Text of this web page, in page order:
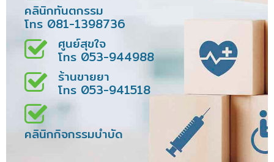
คลินิกทันตกรรม
โทร 081-1398736
ศูนย์สุขใจ
โทร 053-944988
ร้านขายยา
โทร 053-941518
คลินิกกิจกรรมบำบัด